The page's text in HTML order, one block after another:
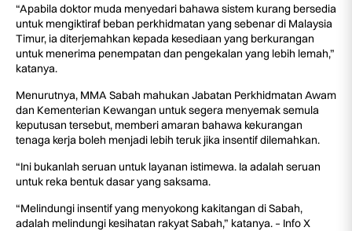
“Apabila doktor muda menyedari bahawa sistem kurang bersedia
untuk mengiktiraf beban perkhidmatan yang sebenar di Malaysia
Timur, ia diterjemahkan kepada kesediaan yang berkurangan
untuk menerima penempatan dan pengekalan yang lebih lemah,”
katanya.
Menurutnya, MMA Sabah mahukan Jabatan Perkhidmatan Awam
dan Kementerian Kewangan untuk segera menyemak semula
keputusan tersebut, memberi amaran bahawa kekurangan
tenaga kerja boleh menjadi lebih teruk jika insentif dilemahkan.
“Ini bukanlah seruan untuk layanan istimewa. Ia adalah seruan
untuk reka bentuk dasar yang saksama.
“Melindungi insentif yang menyokong kakitangan di Sabah,
adalah melindungi kesihatan rakyat Sabah,” katanya. – Info X